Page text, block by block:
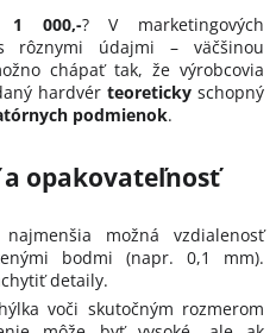
1 000,-? V marketingových
rôznymi údajmi – väčšinou
chápať tak, že výrobcovia
hardvérteoreticky schopný
podmienok.
a opakovateľnosť
možná vzdialenosť
bodmi (napr. 0,1 mm).
detaily.
voči skutočným rozmerom